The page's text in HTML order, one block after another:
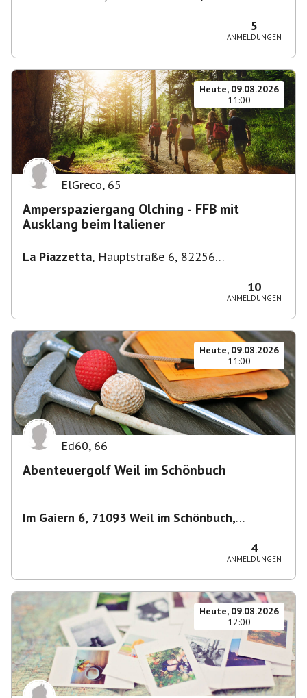
5
ANMELDUNGEN
Heute, 09.08.2026
11:00
ElGreco, 65
Amperspaziergang Olching - FFB mit
Ausklang beim Italiener
La Piazzetta, Hauptstraße 6, 82256
10
ANMELDUNGEN
Heute, 09.08.2026
11:00
Ed60, 66
Abenteuergolf Weil im Schönbuch
Im Gaiern 6, 71093 Weil im Schönbuch,
4
ANMELDUNGEN
Heute, 09.08.2026
12:00